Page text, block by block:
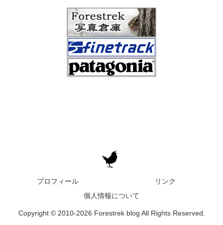
プロフィール
リンク
個人情報について
Copyright © 2010-2026 Forestrek blog All Rights Reserved.